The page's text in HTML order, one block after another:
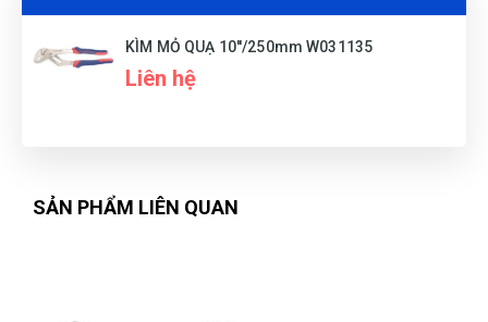
Trang dễ lựa sản phẩm cực, phân loại rõ ràng, không rành
mấy này mà mua cũng dễ
Hàng xin sò nha mọi người nên mua giao hàng nhanh ủng
hộ shop 5 sao
KÌM MỎ QUẠ 10''/250mm W031135
Liên hệ
SẢN PHẨM LIÊN QUAN